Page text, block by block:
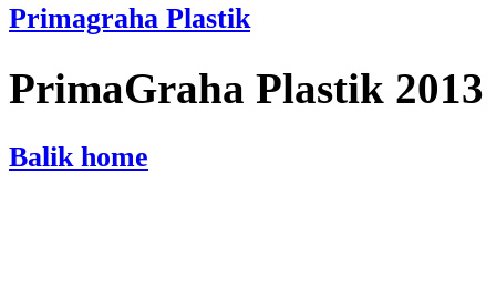
Primagraha Plastik
PrimaGraha Plastik 2013
Balik home